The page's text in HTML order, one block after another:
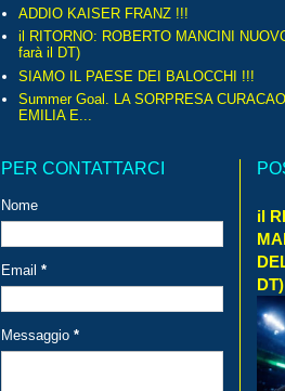
ADDIO KAISER FRANZ !!!
il RITORNO: ROBERTO MANCINI
farà il DT)
SIAMO IL PAESE DEI BALOCCHI !!!
Summer Goal. LA SORPRESA
EMILIA E...
PER CONTATTARCI
Nome
Email *
Messaggio *
il
DT)